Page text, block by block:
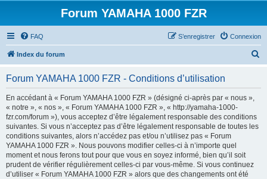
Forum YAMAHA 1000 FZR
FAQ Connexion
S’enregistrer
Index du forum
Forum YAMAHA 1000 FZR - Conditions d’utilisation
En accédant à « Forum YAMAHA 1000 FZR » (désigné ci-après par « nous »,
« notre », « nos », « Forum YAMAHA 1000 FZR », « http://yamaha-1000-
fzr.com/forum »), vous acceptez d’être légalement responsable des conditions
suivantes. Si vous n’acceptez pas d’être légalement responsable de toutes les
conditions suivantes, alors n’accédez pas et/ou n’utilisez pas « Forum
YAMAHA 1000 FZR ». Nous pouvons modifier celles-ci à n’importe quel
moment et nous ferons tout pour que vous en soyez informé, bien qu’il soit
prudent de vérifier régulièrement celles-ci par vous-même. Si vous continuez
d’utiliser « Forum YAMAHA 1000 FZR » alors que des changements ont été